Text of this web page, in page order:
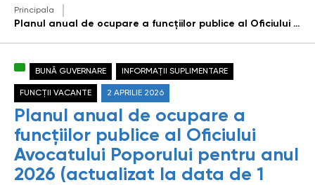
Principala
Planul anual de ocupare a funcțiilor publice al Oficiului Avocatului Poporului pentru anul 2026 (actualizat la data de 1 aprilie 2026)
BUNĂ GUVERNARE INFORMAȚII SUPLIMENTARE
FUNCȚII VACANTE 2 APRILIE 2026
Planul anual de ocupare a
funcțiilor publice al Oficiului
Avocatului Poporului pentru anul
2026 (actualizat la data de 1